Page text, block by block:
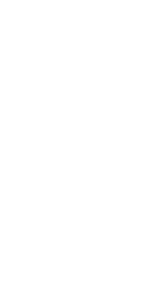
©
kolačiće za
se prema potrebi
rad osnovnih
koji nam pomažu u